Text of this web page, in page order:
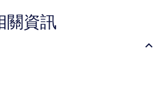
關資訊